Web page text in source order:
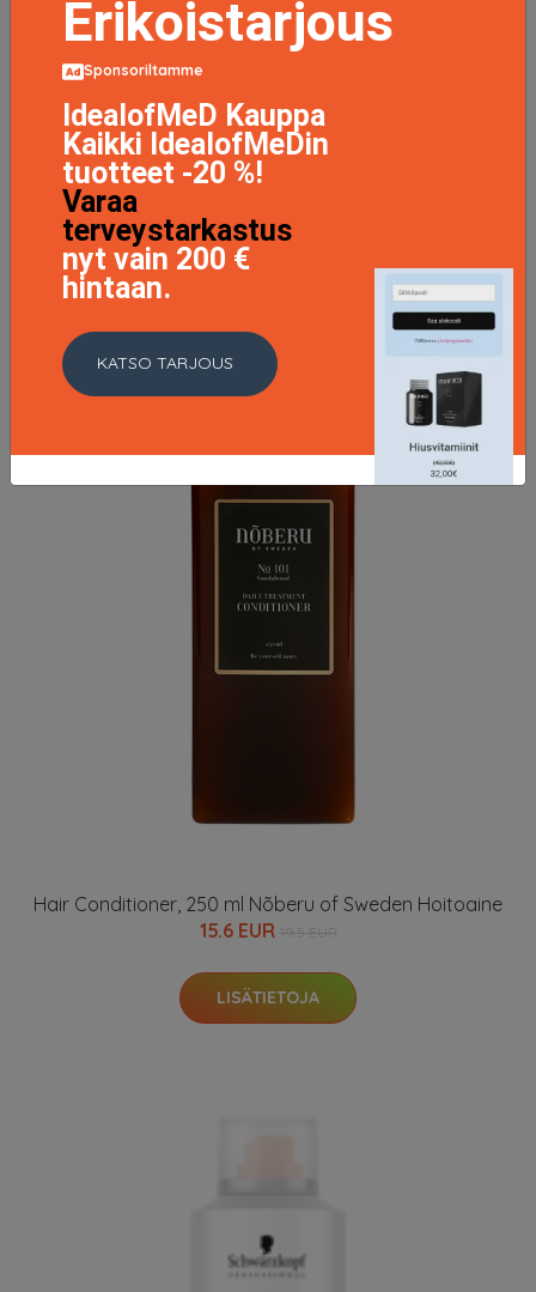
Repair Conditioner 250 ml
16.9 EUR
LISÄTIETOJA
Hair Conditioner, 250 ml Nõberu of Sweden Hoitoaine
15.6 EUR
LISÄTIETOJA
Erikoistarjous
Sponsoriltamme
IdealofMeD Kauppa
Kaikki IdealofMeDin
tuotteet -20 %!
Varaa
terveystarkastus
nyt vain 200 €
hintaan.
KATSO TARJOUS